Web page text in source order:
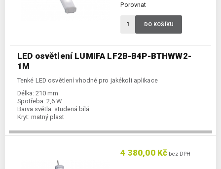
LED osvětlení LUMIFA LF2B-B4P-BTHWW2-
1M
Tenké LED osvětlení vhodné pro jakékoli aplikace
Délka: 210 mm
Spotřeba: 2,6 W
Barva světla: studená bílá
Kryt: matný plast
Porovnat
DO KOŠÍKU
4 380,00 Kč bez DPH